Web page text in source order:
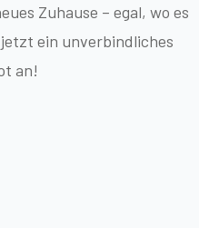
Zuhause – egal, wo es
ein unverbindliches
an!